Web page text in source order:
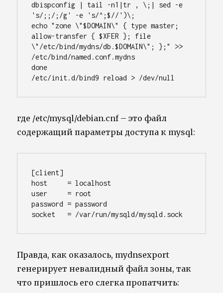
dbispconfig | tail -n1|tr , \;| sed -e
's/;;/;/g' -e 's/^;$//')\;
echo "zone \"$DOMAIN\" { type master;
allow-transfer { $XFER }; file
\"/etc/bind/mydns/db.$DOMAIN\"; };" >>
/etc/bind/named.conf.mydns
done
/etc/init.d/bind9 reload > /dev/null
где /etc/mysql/debian.cnf – это файл
содержащий параметры доступа к mysql:
[client]
host     = localhost
user     = root
password = password
socket   = /var/run/mysqld/mysqld.sock
Правда, как оказалось, mydnsexport
генерирует невалидный файл зоны, так
что пришлось его слегка пропатчить: